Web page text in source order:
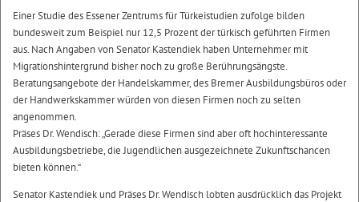
Einer Studie des Essener Zentrums für Türkeistudien zufolge bilden
bundesweit zum Beispiel nur 12,5 Prozent der türkisch geführten Firmen
aus. Nach Angaben von Senator Kastendiek haben Unternehmer mit
Migrationshintergrund bisher noch zu große Berührungsängste.
Beratungsangebote der Handelskammer, des Bremer Ausbildungsbüros oder
der Handwerkskammer würden von diesen Firmen noch zu selten
angenommen.
Präses Dr. Wendisch: „Gerade diese Firmen sind aber oft hochinteressante
Ausbildungsbetriebe, die Jugendlichen ausgezeichnete Zukunftschancen
bieten können.“
Senator Kastendiek und Präses Dr. Wendisch lobten ausdrücklich das Projekt